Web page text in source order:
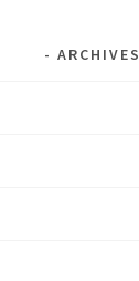
ARCHIVES